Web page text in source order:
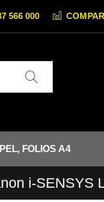
566 000
FOLIOS A4
i-SENSYS